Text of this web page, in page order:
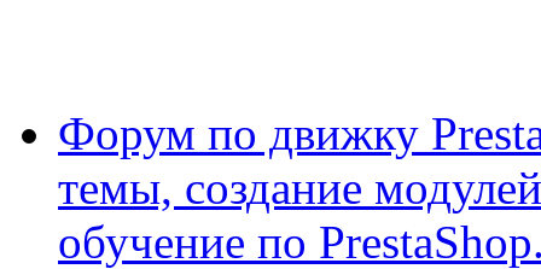
Форум по движку
темы, создание
обучение по